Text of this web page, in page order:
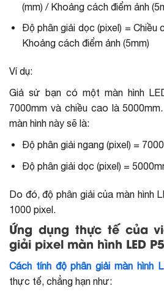
(mm) / Khoảng cách điểm ảnh
Độ phân giải dọc (pixel) = Chiều
Khoảng cách điểm ảnh (5mm)
Ví dụ:
Giả sử bạn có một màn hình
7000mm và chiều cao là 5000mm.
màn hình này sẽ là:
Độ phân giải ngang (pixel) =
Độ phân giải dọc (pixel) =
Do đó, độ phân giải của màn hình
1000 pixel.
Ứng dụng thực tế của
giải pixel màn hình LED P5
Cách tính độ phân giải màn hình
thực tế, chẳng hạn như: